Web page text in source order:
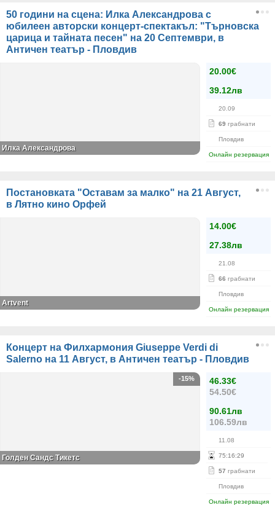
50 години на сцена: Илка Александрова с
юбилеен авторски концерт-спектакъл: "Търновска
царица и тайната песен" на 20 Септември, в
Античен театър - Пловдив
20.00€
39.12лв
20.09
69 грабнати
Пловдив
Онлайн резервация
Илка Александрова
Постановката "Оставам за малко" на 21 Август,
в Лятно кино Орфей
14.00€
27.38лв
21.08
66 грабнати
Пловдив
Онлайн резервация
Аrtvent
Концерт на Филхармония Giuseppe Verdi di
Salerno на 11 Август, в Античен театър - Пловдив
46.33€
54.50€
90.61лв
106.59лв
11.08
75:16:28
57 грабнати
Пловдив
Онлайн резервация
-15%
Голден Сандс Тикетс